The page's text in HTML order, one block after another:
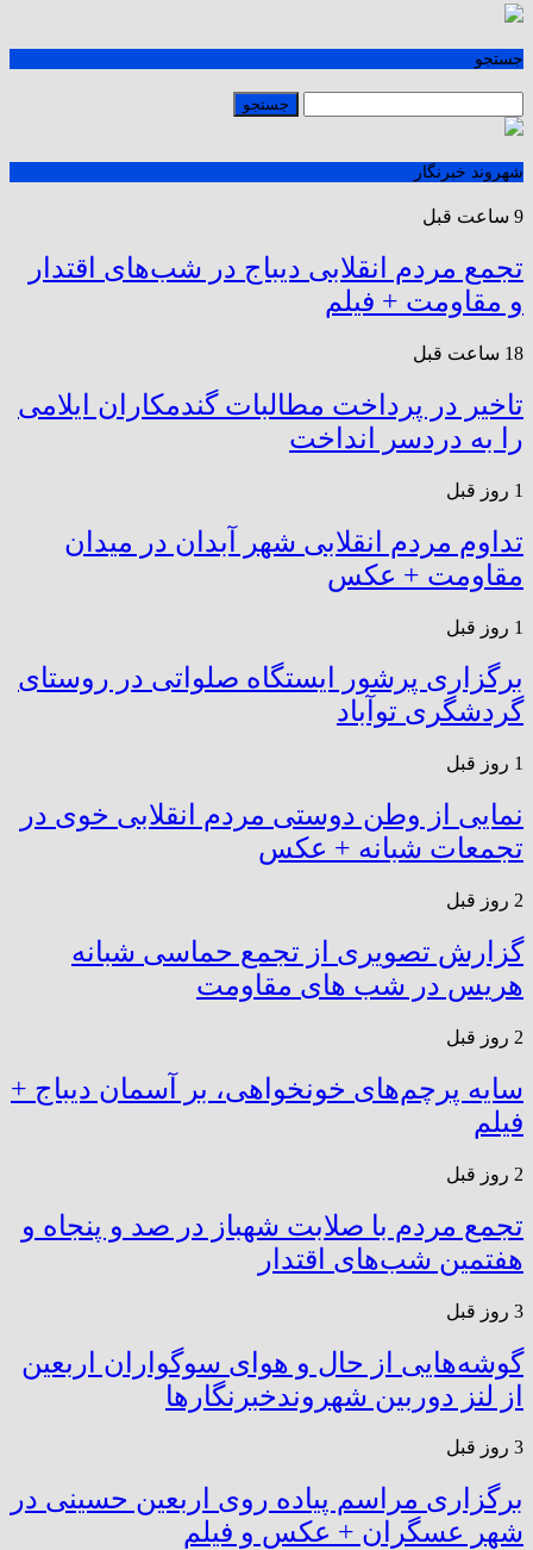
جستجو
شهروند خبرنگار
9 ساعت قبل
تجمع مردم انقلابی دیباج در شب‌های اقتدار
و مقاومت + فیلم
18 ساعت قبل
تاخیر در پرداخت مطالبات گندمکاران ایلامی
را به دردسر انداخت
1 روز قبل
تداوم مردم انقلابی شهر آبدان در میدان
مقاومت + عکس
1 روز قبل
برگزاری پرشور ایستگاه صلواتی در روستای
گردشگری توآباد
1 روز قبل
نمایی از وطن دوستی مردم انقلابی خوی در
تجمعات شبانه + عکس
2 روز قبل
گزارش تصویری از تجمع حماسی شبانه
هریس در شب های مقاومت
2 روز قبل
سایه پرچم‌های خونخواهی، بر آسمان دیباج +
فیلم
2 روز قبل
تجمع مردم با صلابت شهباز در صد و پنجاه و
هفتمین شب‌های اقتدار
3 روز قبل
گوشه‌هایی از حال و هوای سوگواران اربعین
از لنز دوربین شهروندخبرنگار‌ها
3 روز قبل
برگزاری مراسم پیاده روی اربعین حسینی در
شهر عسگران + عکس و فیلم